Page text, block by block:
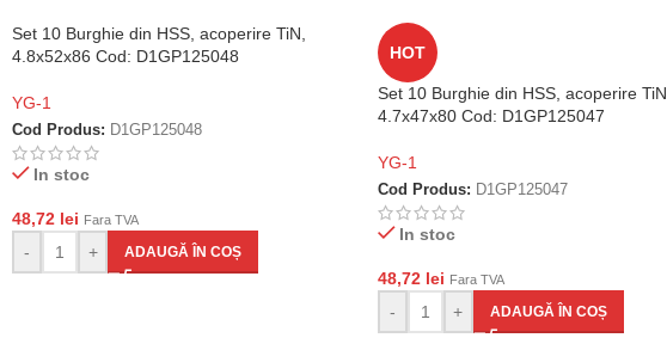
Set 10 Burghie din HSS, acoperire TiN,
4.8x52x86 Cod: D1GP125048
YG-1
Cod Produs: D1GP125048
In stoc
48,72 lei Fara TVA
- + ADAUGĂ ÎN COȘ
HOT
Set 10 Burghie din HSS, acoperire TiN,
4.7x47x80 Cod: D1GP125047
YG-1
Cod Produs: D1GP125047
In stoc
48,72 lei Fara TVA
- + ADAUGĂ ÎN COȘ